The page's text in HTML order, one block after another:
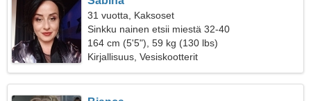
31 vuotta, Kaksoset
Sinkku nainen etsii miestä 32-40
164 cm (5'5"), 59 kg (130 lbs)
Kirjallisuus, Vesiskootterit